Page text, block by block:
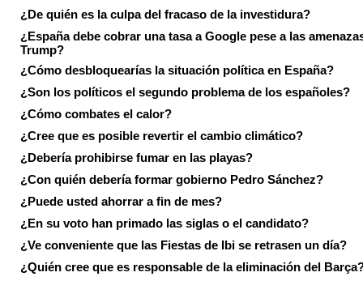
¿De quién es la culpa del fracaso de la investidura?
¿España debe cobrar una tasa a Google pese a las
Trump?
¿Cómo desbloquearías la situación política en España?
¿Son los políticos el segundo problema de los españoles?
¿Cómo combates el calor?
¿Cree que es posible revertir el cambio climático?
¿Debería prohibirse fumar en las playas?
¿Con quién debería formar gobierno Pedro Sánchez?
¿Puede usted ahorrar a fin de mes?
¿En su voto han primado las siglas o el candidato?
¿Ve conveniente que las Fiestas de Ibi se retrasen un día?
¿Quién cree que es responsable de la eliminación del